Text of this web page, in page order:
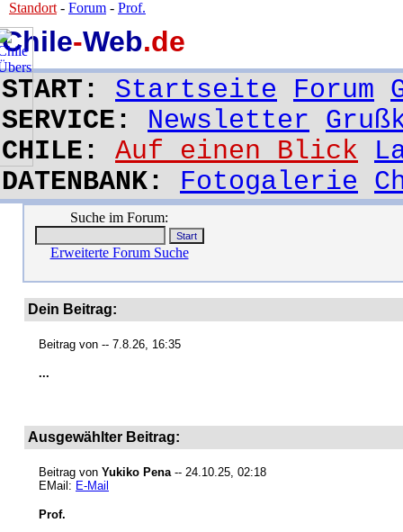
Chile-Web.de
START: Startseite Forum
SERVICE: Newsletter
CHILE: Auf einen Blick
DATENBANK: Fotogalerie
Standort - Forum - Prof.
Suche im Forum:
Erweiterte Forum Suche
Dein Beitrag:
Beitrag von -- 7.8.26, 16:35
...
Ausgewählter Beitrag:
Beitrag von Yukiko Pena-- 24.10.25, 02:18
EMail: E-Mail
Prof.